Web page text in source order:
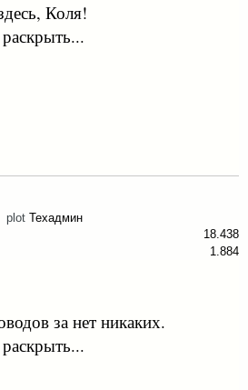
Коля!
plot Техадмин
18.438
1.884
за нет никаких.